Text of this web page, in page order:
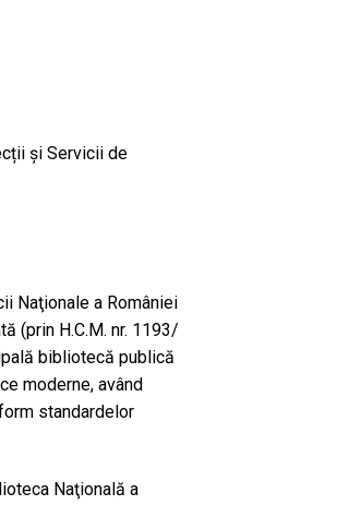
și Servicii de
Naţionale a României
(prin H.C.M. nr. 1193/
bibliotecă publică
moderne, având
standardelor
Naţională a